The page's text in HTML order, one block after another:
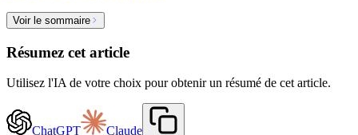
Voir le sommaire
Résumez cet article
Utilisez l'IA de votre choix pour obtenir un résumé de cet article.
ChatGPT Claude